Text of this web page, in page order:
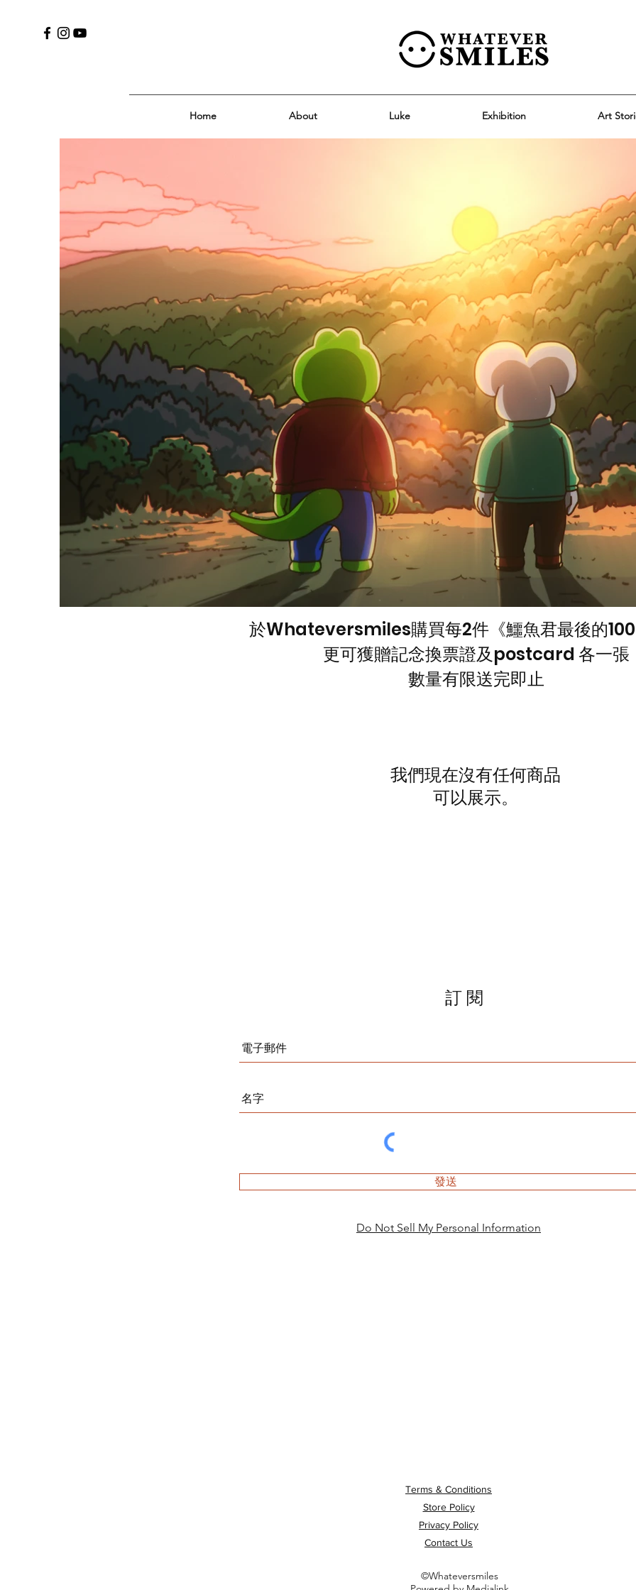
Home About Luke Exhibition Art
於Whateversmiles購買每2件《鱷魚君最後的
更可獲贈記念換票證及postcard 各一張
​數量有限送完即止
我們現在沒有任何商品
可以展示。
訂閱
發送
Do Not Sell My Personal Information
Terms & Conditions
Store Policy
Privacy Policy
Contact Us
©Whateversmiles